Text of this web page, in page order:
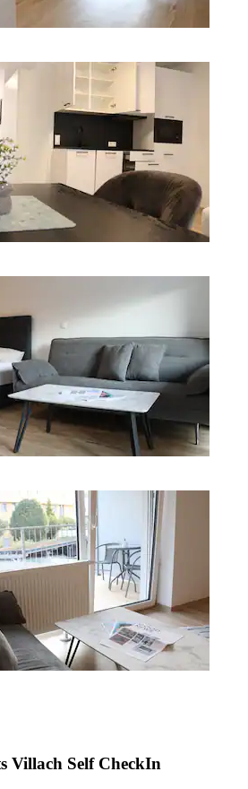
Villach Self CheckIn